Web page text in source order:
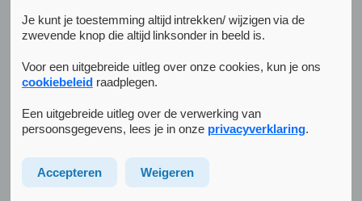
een geldig identiteitsbewijs;
een medicatieoverzicht: daarin staat welke
medicijnen je gebruikt, hoe vaak en hoe veel. Het
medicatieoverzicht vraag je op bij je apotheek;
een verwijsbrief: heb je die nog niet? Vraag dan
een verwijsbrief op bij de huisarts of bij de
instelling die jou naar ons verwijst.
Je kunt je toestemming altijd intrekken/ wijzigen via de
zwevende knop die altijd linksonder in beeld is.
Voor een uitgebreide uitleg over onze cookies, kun je ons
cookiebeleidraadplegen.
Een uitgebreide uitleg over de verwerking van
persoonsgegevens, lees je in onze privacyverklaring.
Accepteren Weigeren